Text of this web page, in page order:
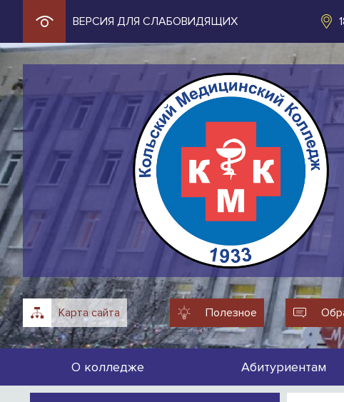
ВЕРСИЯ ДЛЯ СЛАБОВИДЯЩИХ
Карта сайта Полезное
О колледже Абитуриентам